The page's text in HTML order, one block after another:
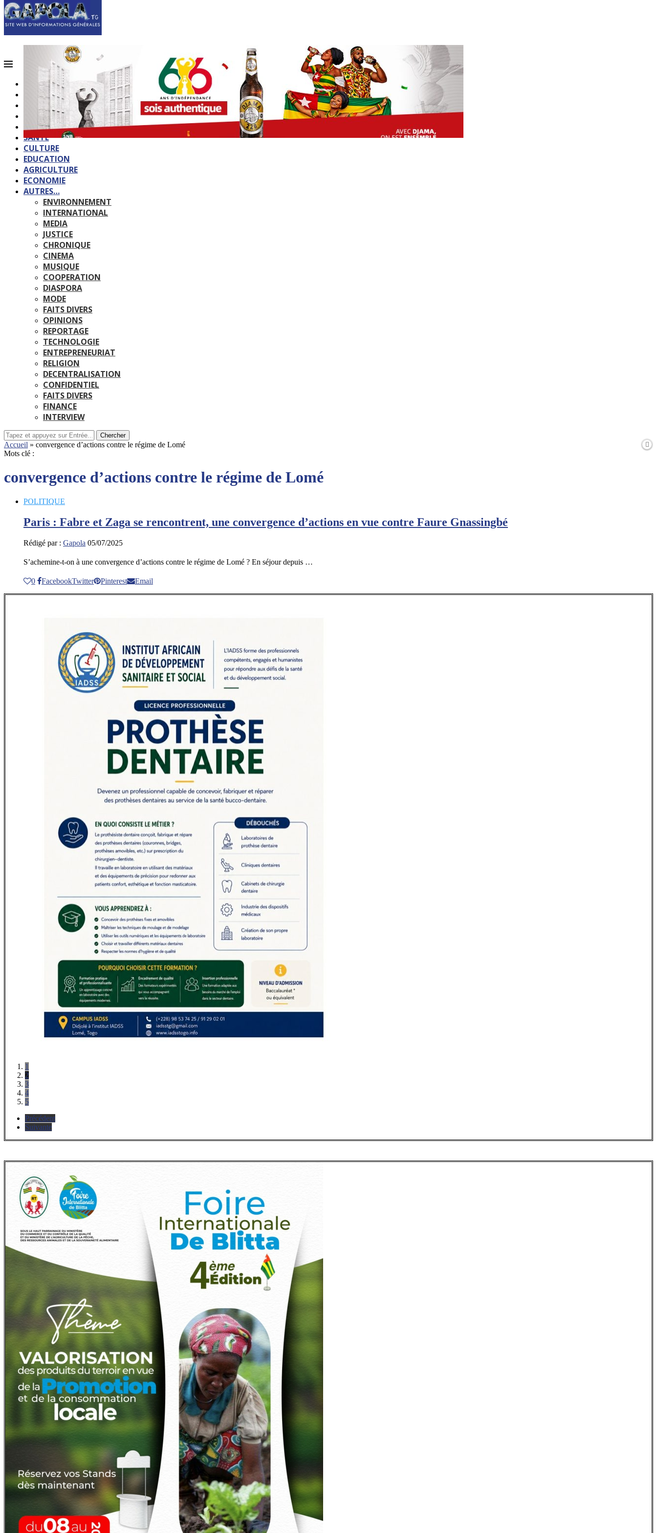
ACCUEIL
QUI SOMMES-NOUS?
POLITIQUE
SOCIETE
SPORTS
SANTE
CULTURE
EDUCATION
AGRICULTURE
ECONOMIE
AUTRES…
ENVIRONNEMENT
INTERNATIONAL
MEDIA
JUSTICE
CHRONIQUE
CINEMA
MUSIQUE
COOPERATION
DIASPORA
MODE
FAITS DIVERS
OPINIONS
REPORTAGE
TECHNOLOGIE
ENTREPRENEURIAT
RELIGION
DECENTRALISATION
CONFIDENTIEL
FAITS DIVERS
FINANCE
INTERVIEW
Chercher
Accueil » convergence d’actions contre le régime de Lomé
Mots clé :
convergence d’actions contre le régime de Lomé
POLITIQUE
Paris : Fabre et Zaga se rencontrent, une convergence d’actions en vue contre Faure Gnassingbé
Rédigé par : Gapola 05/07/2025
S’achemine-t-on à une convergence d’actions contre le régime de Lomé ? En séjour depuis …
0 FacebookTwitter Pinterest Email
1
2
3
4
5
Précédent
Suivante